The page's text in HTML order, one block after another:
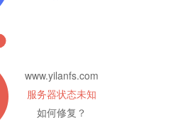
www.yilanfs.com
服务器状态未知
如何修复？